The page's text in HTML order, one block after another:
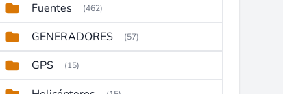
Fuentes (462)
GENERADORES (57)
GPS (15)